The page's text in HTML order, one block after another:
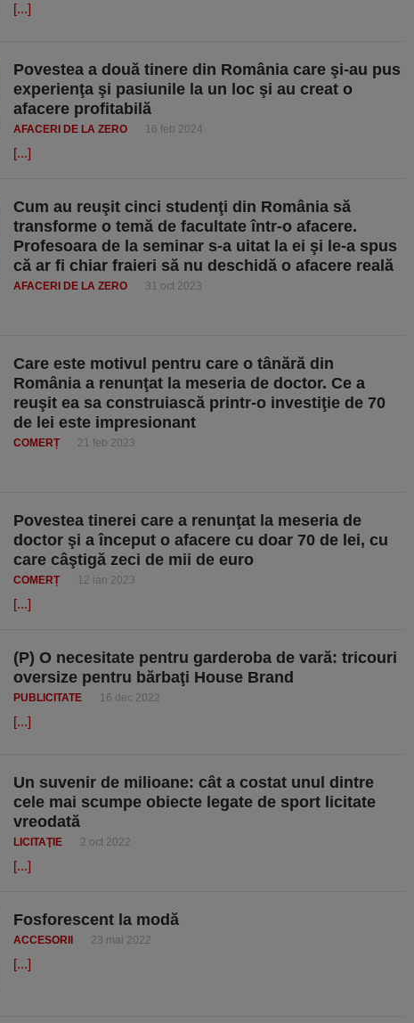
[...]
Povestea a două tinere din România care şi-au pus
experienţa şi pasiunile la un loc şi au creat o
afacere profitabilă
AFACERI DE LA ZERO 16 feb 2024
[...]
Cum au reuşit cinci studenţi din România să
transforme o temă de facultate într-o afacere.
Profesoara de la seminar s-a uitat la ei şi le-a spus
că ar fi chiar fraieri să nu deschidă o afacere reală
AFACERI DE LA ZERO 31 oct 2023
Care este motivul pentru care o tânără din
România a renunţat la meseria de doctor. Ce a
reuşit ea sa construiască printr-o investiţie de 70
de lei este impresionant
COMERȚ 21 feb 2023
Povestea tinerei care a renunţat la meseria de
doctor şi a început o afacere cu doar 70 de lei, cu
care câştigă zeci de mii de euro
COMERȚ 12 ian 2023
[...]
(P) O necesitate pentru garderoba de vară: tricouri
oversize pentru bărbaţi House Brand
PUBLICITATE 16 dec 2022
[...]
Un suvenir de milioane: cât a costat unul dintre
cele mai scumpe obiecte legate de sport licitate
vreodată
LICITAŢIE 2 oct 2022
[...]
Fosforescent la modă
ACCESORII 23 mai 2022
[...]